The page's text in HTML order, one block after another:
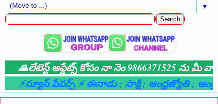
▼
🙏లేటెస్ట్ అప్డేట్స్ కోసం నా నెం 9866371525 ను మీ
⚡న్యూస్ పేపర్స్ ⚡ ఈనాడు; సాక్షి; ఆంధ్రజ్యోతి;